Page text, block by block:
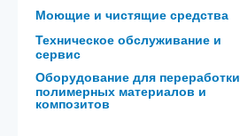
Моющие и чистящие средства
Техническое обслуживание и
сервис
Оборудование для переработки
полимерных материалов и
композитов